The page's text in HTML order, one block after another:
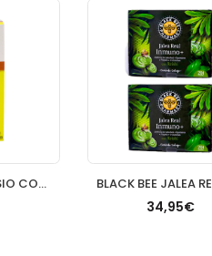
Añadir
AQUILEA MAGNESIO COMP EFERVESCENTE 300 MG 28 COM
34,95€